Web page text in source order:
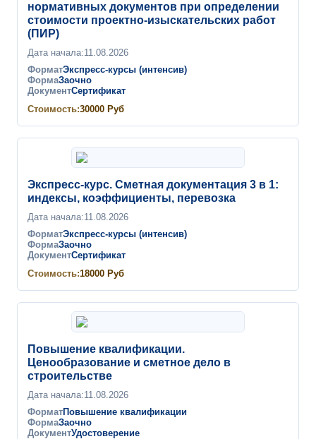
нормативных документов при определении
стоимости проектно-изыскательских работ
(ПИР)
Дата начала:11.08.2026
ФорматЭкспресс-курсы (интенсив)
ФормаЗаочно
ДокументСертификат
Стоимость:30000 Руб
Экспресс-курс. Сметная документация 3 в 1:
индексы, коэффициенты, перевозка
Дата начала:11.08.2026
ФорматЭкспресс-курсы (интенсив)
ФормаЗаочно
ДокументСертификат
Стоимость:18000 Руб
Повышение квалификации.
Ценообразование и сметное дело в
строительстве
Дата начала:11.08.2026
ФорматПовышение квалификации
ФормаЗаочно
ДокументУдостоверение